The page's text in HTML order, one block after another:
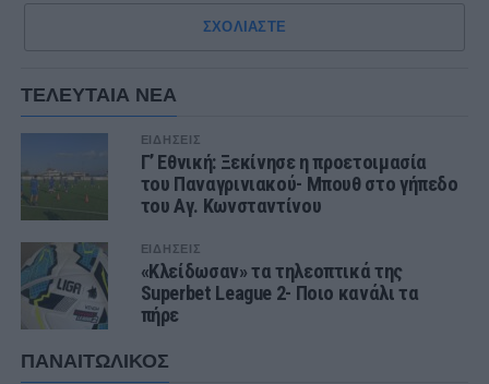
ΣΧΟΛΙΑΣΤΕ
ΤΕΛΕΥΤΑΙΑ ΝΕΑ
ΕΙΔΗΣΕΙΣ
Γ’ Εθνική: Ξεκίνησε η προετοιμασία
του Παναγρινιακού- Μπουθ στο γήπεδο
του Αγ. Κωνσταντίνου
ΕΙΔΗΣΕΙΣ
«Κλείδωσαν» τα τηλεοπτικά της
Superbet League 2- Ποιο κανάλι τα
πήρε
ΠΑΝΑΙΤΩΛΙΚΟΣ